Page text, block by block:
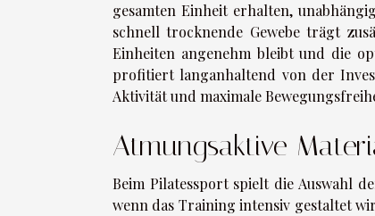
gesamten Einheit erhalten,
schnell trocknende Gewebe trägt
Einheiten angenehm bleibt und die
profitiert langanhaltend von der
Aktivität und maximale
Atmungsaktive
Beim Pilatessport spielt die Auswahl
wenn das Training intensiv gestaltet